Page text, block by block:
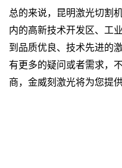
总的来说， 昆明激光切割
内的高新技术开发区、工
到品质优良、技术先进的
有更多的疑问或者需求，
商，金威刻激光将为您提